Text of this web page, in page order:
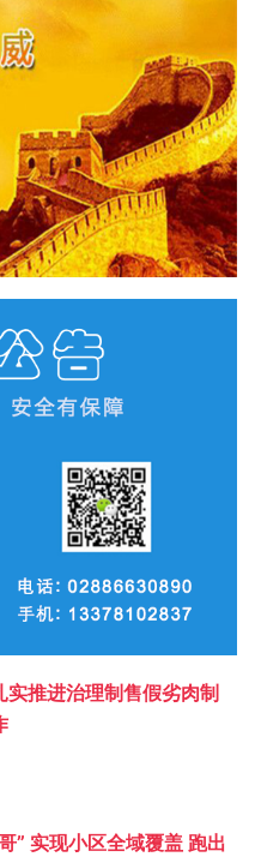
实推进治理制售假劣肉制
” 实现小区全域覆盖 跑出